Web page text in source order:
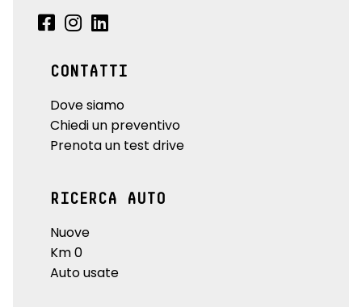
CONTATTI
Dove siamo
Chiedi un preventivo
Prenota un test drive
RICERCA AUTO
Nuove
Km 0
Auto usate